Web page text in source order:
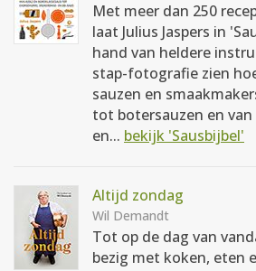
Met meer dan 250
laat Julius Jaspers in
hand van heldere
stap-fotografie zien
sauzen en
tot botersauzen en van
en... bekijk 'Sausbijbel'
Altijd zondag
Wil Demandt
Tot op de dag van
bezig met koken, eten